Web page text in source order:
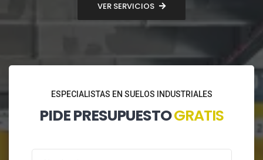
VER SERVICIOS
ESPECIALISTAS EN SUELOS INDUSTRIALES
PIDE PRESUPUESTOGRATIS